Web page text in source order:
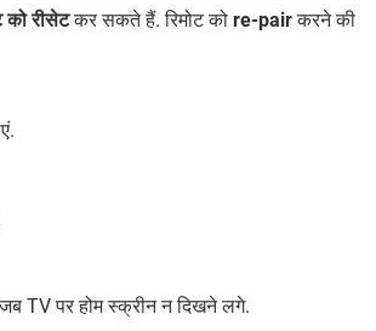
को रीसेटकर सकते हैं. रिमोट को re-pairकरने की
TV पर होम स्क्रीन न दिखने लगे.